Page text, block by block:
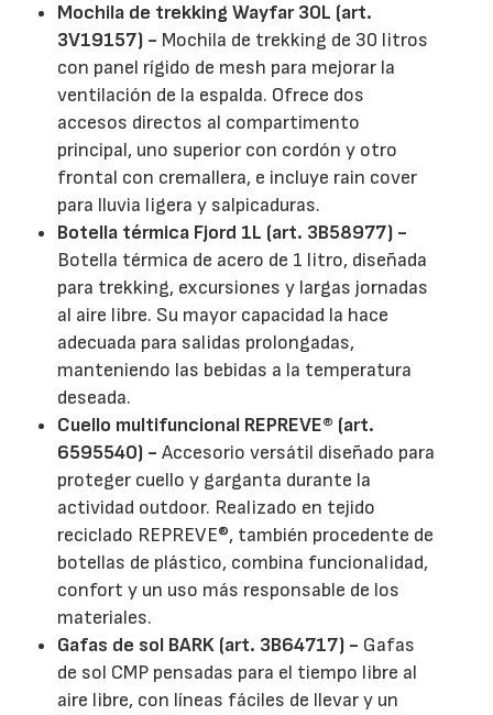
Mochila de trekking Wayfar 30L (art.
3V19157) - Mochila de trekking de 30 litros
con panel rígido de mesh para mejorar la
ventilación de la espalda. Ofrece dos
accesos directos al compartimento
principal, uno superior con cordón y otro
frontal con cremallera, e incluye rain cover
para lluvia ligera y salpicaduras.
Botella térmica Fjord 1L (art. 3B58977) -
Botella térmica de acero de 1 litro, diseñada
para trekking, excursiones y largas jornadas
al aire libre. Su mayor capacidad la hace
adecuada para salidas prolongadas,
manteniendo las bebidas a la temperatura
deseada.
Cuello multifuncional REPREVE® (art.
6595540) - Accesorio versátil diseñado para
proteger cuello y garganta durante la
actividad outdoor. Realizado en tejido
reciclado REPREVE®, también procedente de
botellas de plástico, combina funcionalidad,
confort y un uso más responsable de los
materiales.
Gafas de sol BARK (art. 3B64717) - Gafas
de sol CMP pensadas para el tiempo libre al
aire libre, con líneas fáciles de llevar y un